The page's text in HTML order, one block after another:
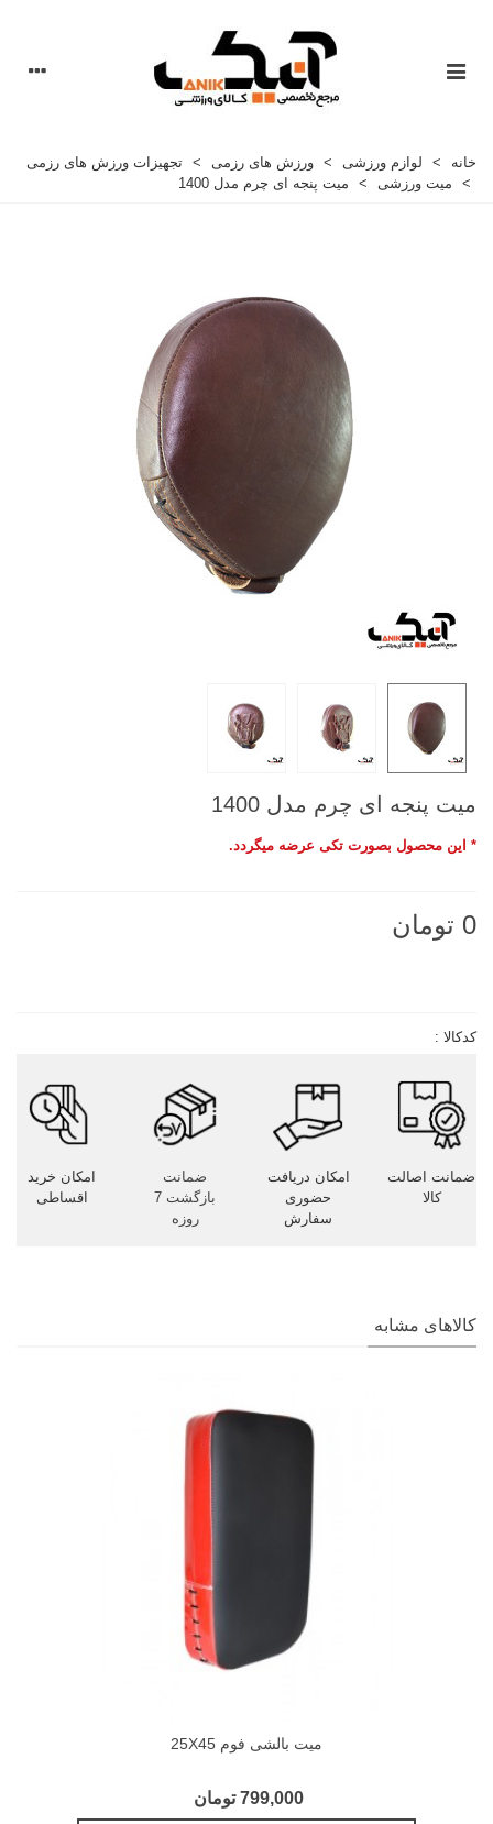
خانه > لوازم ورزشی > ورزش های رزمی > تجهیزات ورزش های رزمی
>
میت ورزشی > میت پنجه ای چرم مدل 1400
میت پنجه ای چرم مدل 1400
* این محصول بصورت تکی عرضه میگردد.
0 تومان
کدکالا :
ضمانت اصالت
کالا
امکان دریافت
حضوری
سفارش
ضمانت
بازگشت 7
روزه
امکان خرید
اقساطی
کالاهای مشابه
میت بالشی فوم 25X45
799,000 تومان